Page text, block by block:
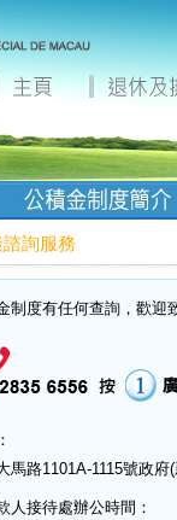
詢服務
制度有任何查詢，歡迎
馬路1101A-1115號政
人接待處辦公時間：